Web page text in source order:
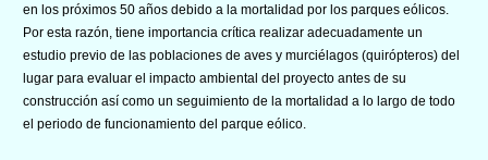
en los próximos 50 años debido a la mortalidad por los parques eólicos.
Por esta razón, tiene importancia crítica realizar adecuadamente un
estudio previo de las poblaciones de aves y murciélagos (quirópteros) del
lugar para evaluar el impacto ambiental del proyecto antes de su
construcción así como un seguimiento de la mortalidad a lo largo de todo
el periodo de funcionamiento del parque eólico.